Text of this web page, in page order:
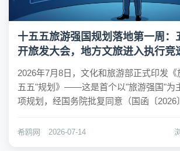
十五五旅游强国规划落地第一周：
开旅发大会，地方文旅进入执行竞
2026年7月8日，文化和旅游部正式印发
五五"规划》——这是首个以"旅游强国"为
项规划，经国务院批复同意（国函〔2026
得显著进展"的目标。引人注目的是，几
希鸥网 2026-07-14